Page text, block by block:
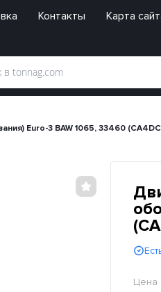
Контакты Карта
Euro-3 BAW 1065, 33460
Цена